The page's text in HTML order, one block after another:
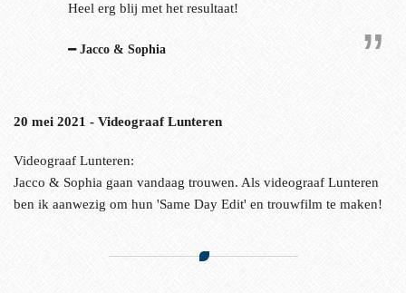
Heel erg blij met het resultaat!
Jacco & Sophia
20 mei 2021 - Videograaf Lunteren
Videograaf Lunteren:
Jacco & Sophia gaan vandaag trouwen. Als videograaf Lunteren
ben ik aanwezig om hun 'Same Day Edit' en trouwfilm te maken!